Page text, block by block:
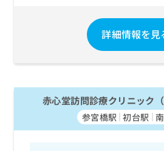
詳細情報を見
赤心堂訪問診療クリニック（
参宮橋駅 初台駅